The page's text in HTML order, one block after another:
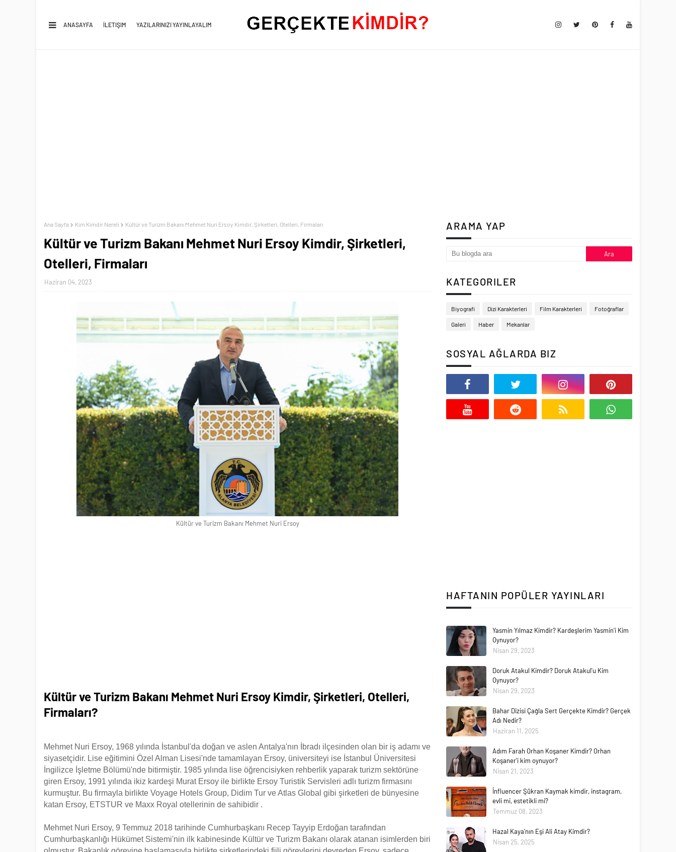
ANASAYFA İLETIŞIM YAZILARINIZI YAYINLAYALIM
Ana Sayfa Kim Kimdir Nereli Kültür ve Turizm Bakanı Mehmet Nuri Ersoy Kimdir, Şirketleri, Otelleri, Firmaları
Kültür ve Turizm Bakanı Mehmet Nuri Ersoy Kimdir, Şirketleri,
Otelleri, Firmaları
Haziran 04, 2023
Kültür ve Turizm Bakanı Mehmet Nuri Ersoy
Kültür ve Turizm Bakanı Mehmet Nuri Ersoy Kimdir, Şirketleri, Otelleri,
Firmaları?
Mehmet Nuri Ersoy, 1968 yılında İstanbul'da doğan ve aslen Antalya'nın İbradı ilçesinden olan bir iş adamı ve
siyasetçidir. Lise eğitimini Özel Alman Lisesi'nde tamamlayan Ersoy, üniversiteyi ise İstanbul Üniversitesi
İngilizce İşletme Bölümü'nde bitirmiştir. 1985 yılında lise öğrencisiyken rehberlik yaparak turizm sektörüne
giren Ersoy, 1991 yılında ikiz kardeşi Murat Ersoy ile birlikte Ersoy Turistik Servisleri adlı turizm firmasını
kurmuştur. Bu firmayla birlikte Voyage Hotels Group, Didim Tur ve Atlas Global gibi şirketleri de bünyesine
katan Ersoy, ETSTUR ve Maxx Royal otellerinin de sahibidir .
Mehmet Nuri Ersoy, 9 Temmuz 2018 tarihinde Cumhurbaşkanı Recep Tayyip Erdoğan tarafından
Cumhurbaşkanlığı Hükümet Sistemi'nin ilk kabinesinde Kültür ve Turizm Bakanı olarak atanan isimlerden biri
ARAMA YAP
KATEGORILER
Biyografi Dizi Karakterleri Film Karakterleri Fotoğraflar
Galeri Haber Mekanlar
SOSYAL AĞLARDA BIZ
HAFTANIN POPÜLER YAYINLARI
Yasmin Yılmaz Kimdir? Kardeşlerim Yasmin'i Kim
Oynuyor?
Nisan 29, 2023
Doruk Atakul Kimdir? Doruk Atakul'u Kim
Oynuyor?
Nisan 29, 2023
Bahar Dizisi Çağla Sert Gerçekte Kimdir? Gerçek
Adı Nedir?
Haziran 11, 2025
Adım Farah Orhan Koşaner Kimdir? Orhan
Koşaner'i kim oynuyor?
Nisan 21, 2023
İnfluencer Şükran Kaymak kimdir, instagram,
evli mi, estetikli mi?
Temmuz 08, 2023
Hazal Kaya'nın Eşi Ali Atay Kimdir?
Nisan 25, 2025